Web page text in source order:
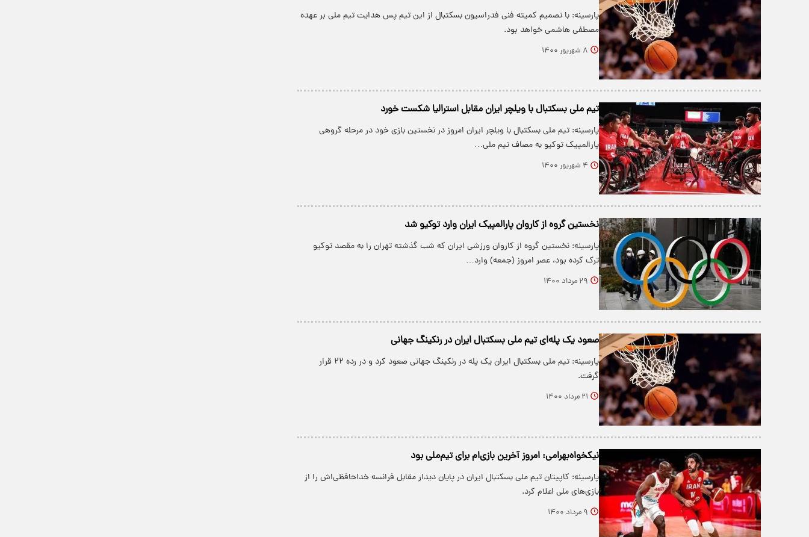
پارسینه: با تصمیم کمیته فنی فدراسیون بسکتبال از این تیم پس هدایت تیم ملی بر عهده
مصطفی هاشمی خواهد بود.
۸ شهریور ۱۴۰۰
تیم ملی بسکتبال با ویلچر ایران مقابل استرالیا شکست خورد
پارسینه: تیم ملی بسکتبال با ویلچر ایران امروز در نخستین بازی خود در مرحله گروهی
پارالمپیک توکیو به مصاف تیم ملی…
۴ شهریور ۱۴۰۰
نخستین گروه از کاروان پارالمپیک ایران وارد توکیو شد
پارسینه: نخستین گروه از کاروان ورزشی ایران که شب گذشته تهران را به مقصد توکیو
ترک کرده بود، عصر امروز (جمعه) وارد…
۲۹ مرداد ۱۴۰۰
صعود یک پله‌ای تیم ملی بسکتبال ایران در رنکینگ جهانی
پارسینه: تیم ملی بسکتبال ایران یک پله در رنکینگ جهانی صعود کرد و در رده ۲۲ قرار
گرفت.
۲۱ مرداد ۱۴۰۰
نیکخواه‌بهرامی: امروز آخرین بازی‌ام برای تیم‌ملی بود
پارسینه: کاپیتان تیم ملی بسکتبال ایران در پایان دیدار مقابل فرانسه خداحافظی‌اش را از
بازی‌های ملی اعلام کرد.
۹ مرداد ۱۴۰۰